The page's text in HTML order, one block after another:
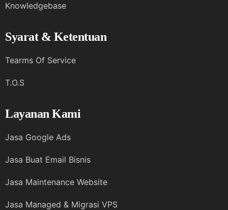
Knowledgebase
Syarat & Ketentuan
Tearms Of Service
T.O.S
Layanan Kami
Jasa Google Ads
Jasa Buat Email Bisnis
Jasa Maintenance Website
Jasa Managed & Migrasi VPS